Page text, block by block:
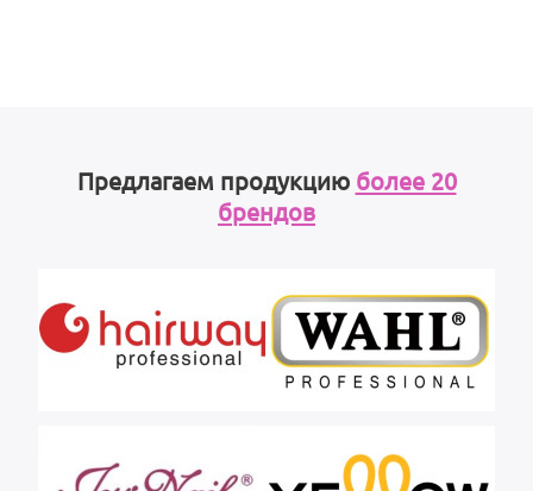
Предлагаем продукцию более 20
брендов